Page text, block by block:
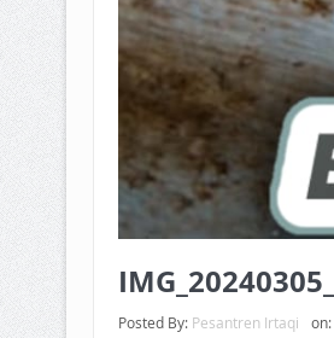
Posted By: Pesantren Irtaqi on: